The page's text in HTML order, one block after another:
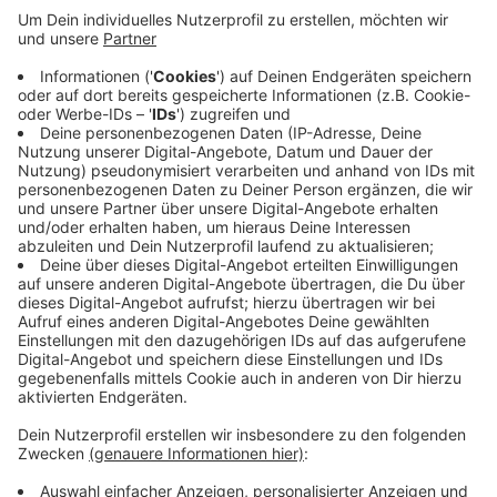
Veröffentlicht:Montag, 29.06.2020 14:46
Anzeige
Vor Ort konnten die Ballen dann nicht gelöscht werden
- stattdessen wurden sie kontrolliert abgebrannt.
Dabei musste die Feuerwehr auch darauf achten, dass
das Feuer nicht auf ein anliegendes Waldstück
übergreift. Die Brandursache ist unklar. Der Schaden
liegt geschätzt bei etwa 70.000 Euro.
Anzeige